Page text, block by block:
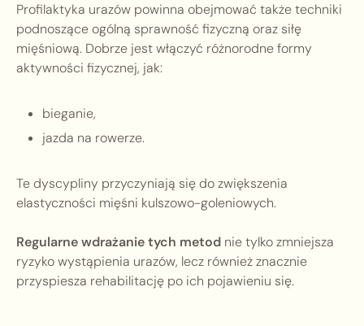
Profilaktyka urazów powinna obejmować także techniki
podnoszące ogólną sprawność fizyczną oraz siłę
mięśniową. Dobrze jest włączyć różnorodne formy
aktywności fizycznej, jak:
bieganie,
jazda na rowerze.
Te dyscypliny przyczyniają się do zwiększenia
elastyczności mięśni kulszowo-goleniowych.
Regularne wdrażanie tych metod nie tylko zmniejsza
ryzyko wystąpienia urazów, lecz również znacznie
przyspiesza rehabilitację po ich pojawieniu się.